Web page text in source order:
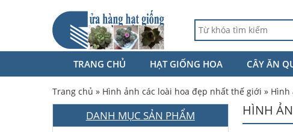
TRANG CHỦ HẠT GIỐNG HOA CÂY ĂN
Trang chủ » Hình ảnh các loài hoa đẹp nhất thế giới » Hình
HÌNH
DANH MỤC SẢN PHẨM